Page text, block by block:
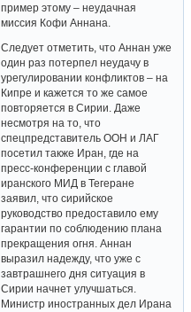
пример этому – неудачная
миссия Кофи Аннана.
Следует отметить, что Аннан уже
один раз потерпел неудачу в
урегулировании конфликтов – на
Кипре и кажется то же самое
повторяется в Сирии. Даже
несмотря на то, что
спецпредставитель ООН и ЛАГ
посетил также Иран, где на
пресс-конференции с главой
иранского МИД в Тегеране
заявил, что сирийское
руководство предоставило ему
гарантии по соблюдению плана
прекращения огня. Аннан
выразил надежду, что уже с
завтрашнего дня ситуация в
Сирии начнет улучшаться.
Министр иностранных дел Ирана